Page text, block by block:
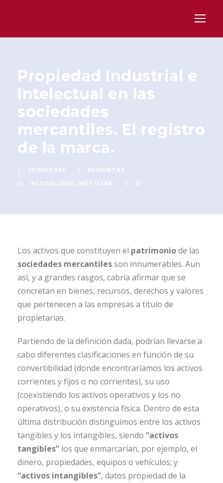
Propiedad Industrial e
Intelectual en las
sociedades
mercantiles. El registro
de la marca.
17/03/2025
ACOUNTAX
ACTUALIDAD , NOTICIAS 0
Los activos que constituyen el patrimoniode las
sociedades mercantilesson innumerables. Aun
así, y a grandes rasgos, cabría afirmar que se
concretan en bienes, recursos, derechos y valores
que pertenecen a las empresas a titulo de
propietarias.
Partiendo de la definición dada, podrían llevarse a
cabo diferentes clasificaciones en función de su
convertibilidad (donde encontraríamos los activos
corrientes y fijos o no corrientes), su uso
(coexistiendo los activos operativos y los no
operativos), o su existencia física. Dentro de esta
última distribución distinguimos entre los activos
tangibles y los intangibles, siendo “activos
tangibles” los que enmarcarían, por ejemplo, el
dinero, propiedades, equipos o vehículos; y
“activos intangibles”, datos propiedad de la